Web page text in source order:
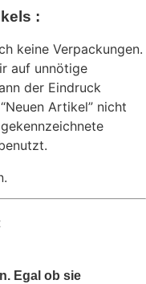
:
keine Verpackungen.
auf unnötige
der Eindruck
Artikel” nicht
Egal ob sie